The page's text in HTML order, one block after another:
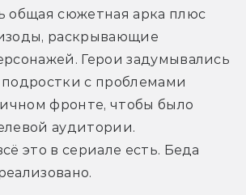
общая сюжетная арка плюс
раскрывающие
Герои задумывались
с проблемами
фронте, чтобы было
аудитории.
это в сериале есть. Беда